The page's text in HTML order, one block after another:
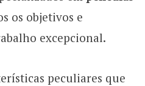
os objetivos e
excepcional.
peculiares que